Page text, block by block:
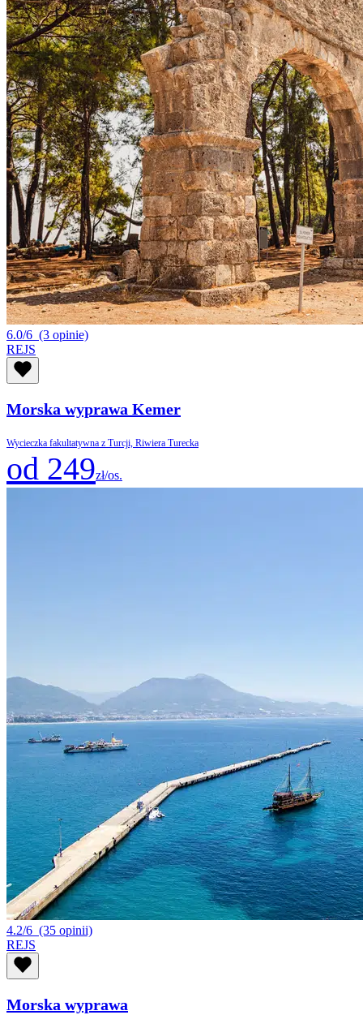
6.0/6 (3 opinie)
REJS
Morska wyprawa Kemer
Wycieczka fakultatywna z Turcji, Riwiera Turecka
od 249zł/os.
4.2/6 (35 opinii)
REJS
Morska wyprawa